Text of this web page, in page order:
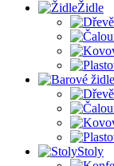
Židle
Stoly